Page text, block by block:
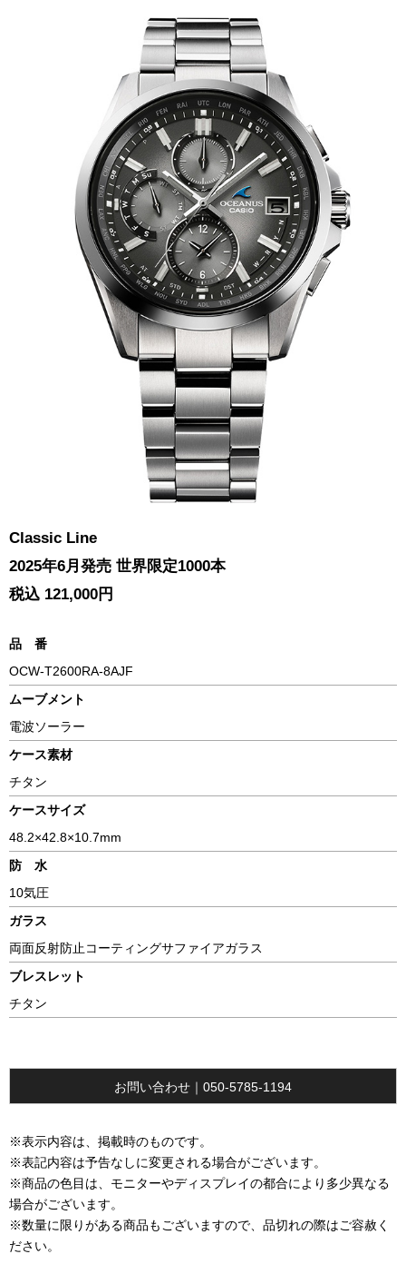
Classic Line
2025年6月発売 世界限定1000本
税込 121,000円
品 番
OCW-T2600RA-8AJF
ムーブメント
電波ソーラー
ケース素材
チタン
ケースサイズ
48.2×42.8×10.7mm
防 水
10気圧
ガラス
両面反射防止コーティングサファイアガラス
ブレスレット
チタン
お問い合わせ｜050-5785-1194
※表示内容は、掲載時のものです。
※表記内容は予告なしに変更される場合がございます。
※商品の色目は、モニターやディスプレイの都合により多少異なる
場合がございます。
※数量に限りがある商品もございますので、品切れの際はご容赦く
ださい。